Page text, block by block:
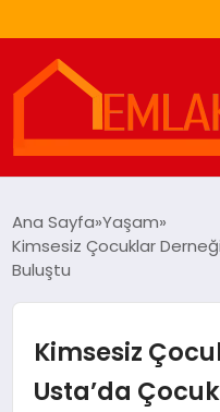
EKONOMI
Ana Sayfa Yaşam
Kimsesiz Çocuklar
Buluştu
Kimsesiz
Usta’da